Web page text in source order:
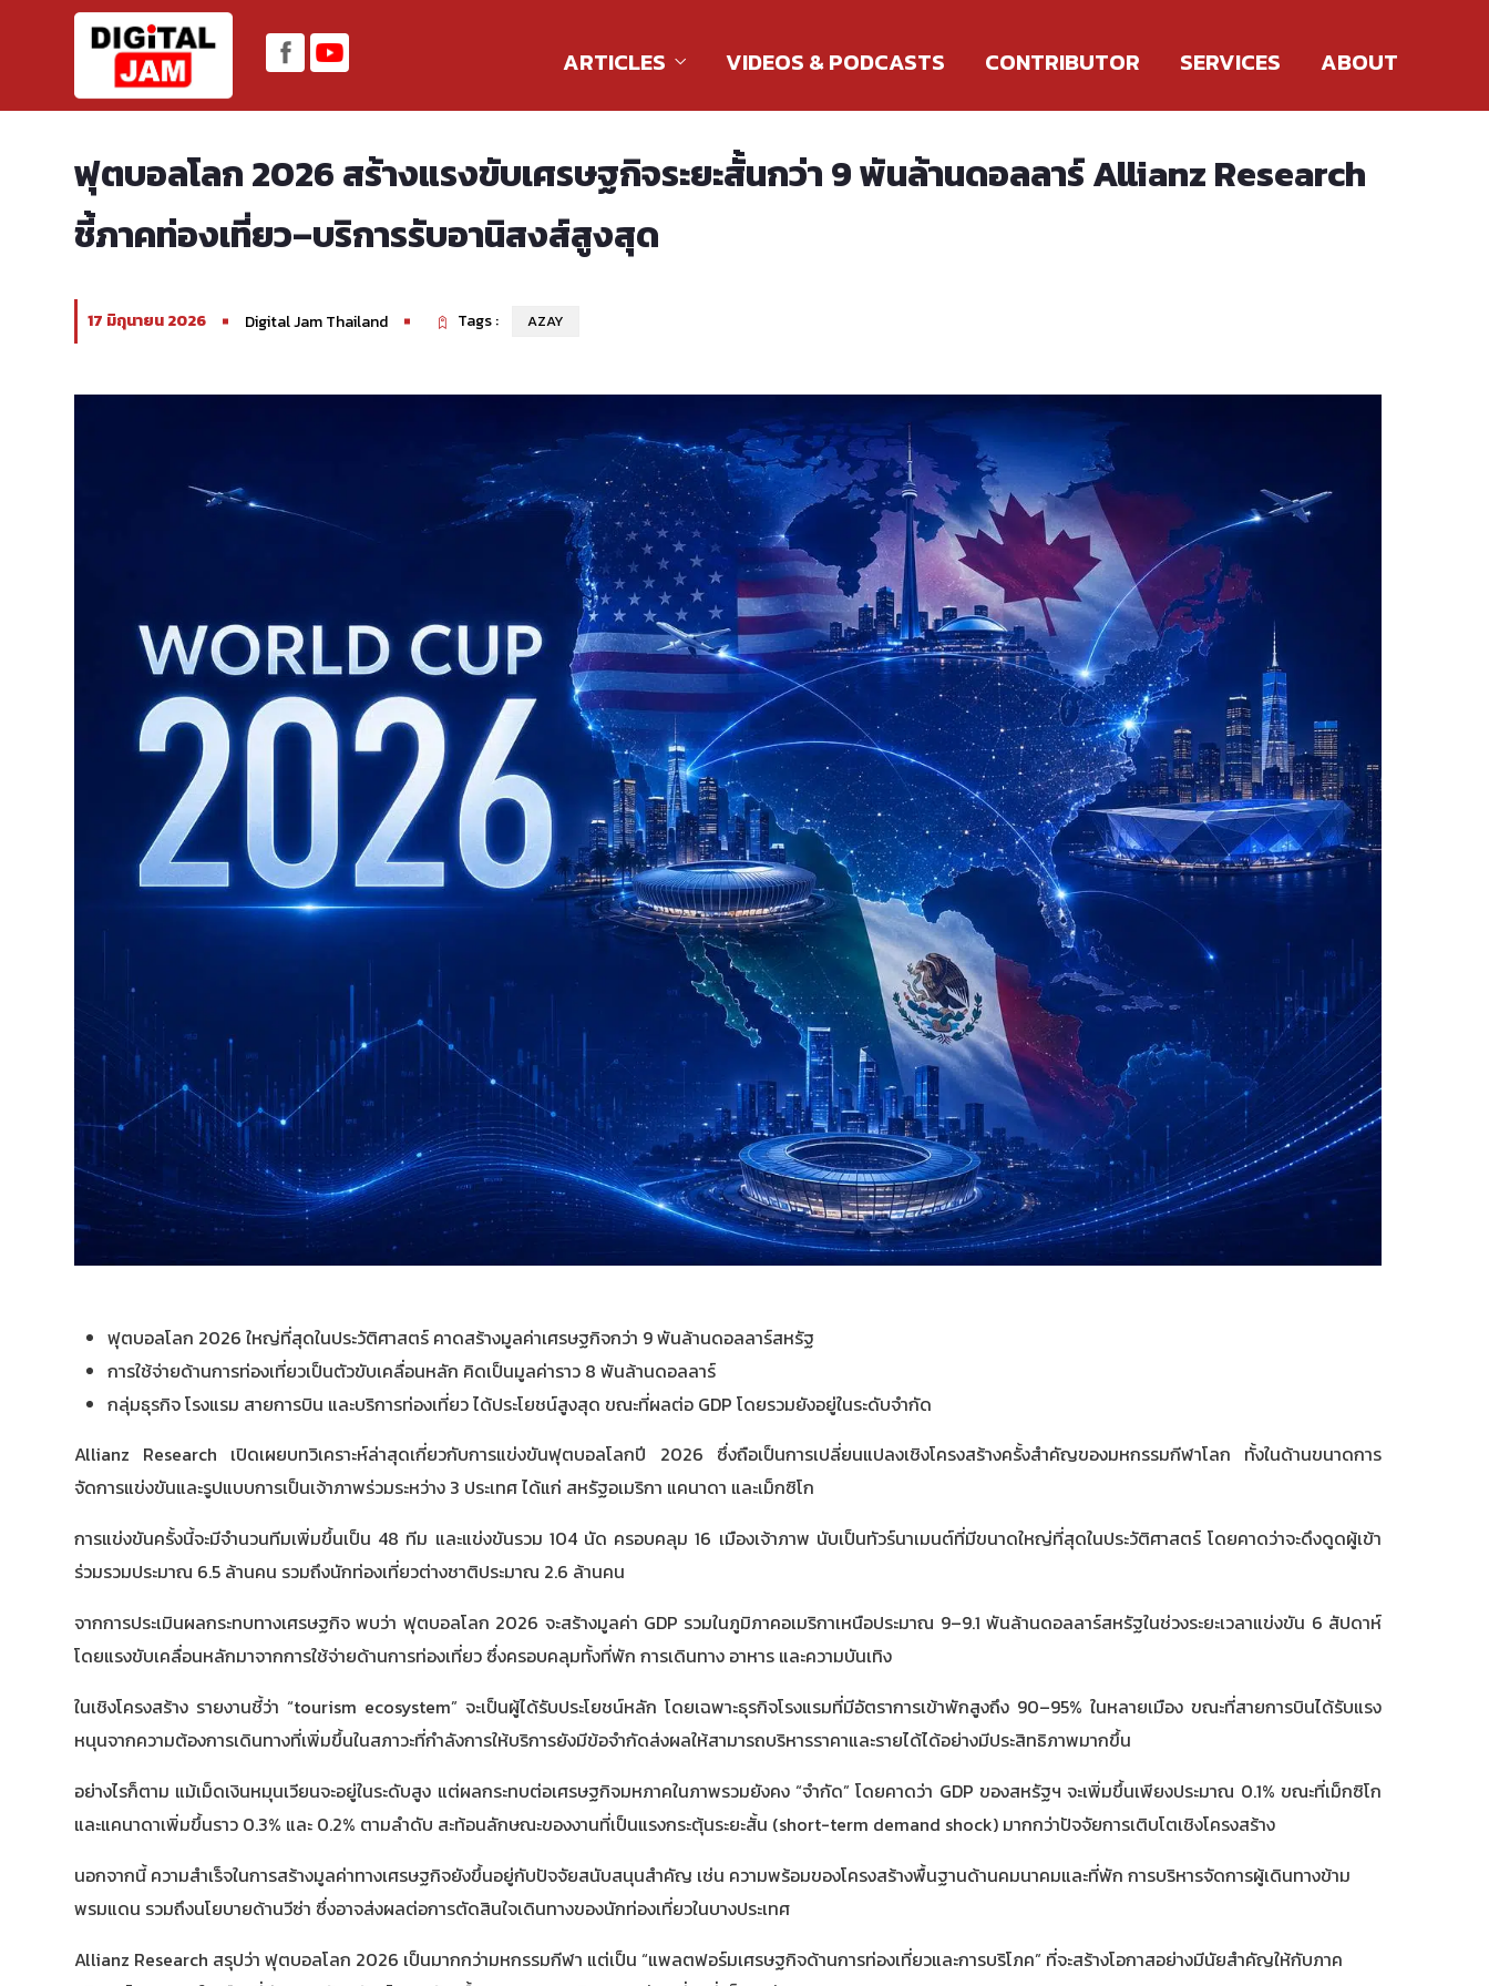
ARTICLES VIDEOS & PODCASTS CONTRIBUTOR SERVICES ABOUT
ฟุตบอลโลก 2026 สร้างแรงขับเศรษฐกิจระยะสั้นกว่า 9 พันล้านดอลลาร์ Allianz Research
ชี้ภาคท่องเที่ยว–บริการรับอานิสงส์สูงสุด
17 มิถุนายน 2026 Digital Jam Thailand Tags : AZAY
ฟุตบอลโลก 2026 ใหญ่ที่สุดในประวัติศาสตร์ คาดสร้างมูลค่าเศรษฐกิจกว่า 9 พันล้านดอลลาร์สหรัฐ
การใช้จ่ายด้านการท่องเที่ยวเป็นตัวขับเคลื่อนหลัก คิดเป็นมูลค่าราว 8 พันล้านดอลลาร์
กลุ่มธุรกิจ โรงแรม สายการบิน และบริการท่องเที่ยว ได้ประโยชน์สูงสุด ขณะที่ผลต่อ GDP โดยรวมยังอยู่ในระดับจำกัด
Allianz Research เปิดเผยบทวิเคราะห์ล่าสุดเกี่ยวกับการแข่งขันฟุตบอลโลกปี 2026 ซึ่งถือเป็นการเปลี่ยนแปลงเชิงโครงสร้างครั้งสำคัญของมหกรรมกีฬาโลก ทั้งในด้านขนาดการ
จัดการแข่งขันและรูปแบบการเป็นเจ้าภาพร่วมระหว่าง 3 ประเทศ ได้แก่ สหรัฐอเมริกา แคนาดา และเม็กซิโก
การแข่งขันครั้งนี้จะมีจำนวนทีมเพิ่มขึ้นเป็น 48 ทีม และแข่งขันรวม 104 นัด ครอบคลุม 16 เมืองเจ้าภาพ นับเป็นทัวร์นาเมนต์ที่มีขนาดใหญ่ที่สุดในประวัติศาสตร์ โดยคาดว่าจะดึงดูดผู้เข้า
ร่วมรวมประมาณ 6.5 ล้านคน รวมถึงนักท่องเที่ยวต่างชาติประมาณ 2.6 ล้านคน
จากการประเมินผลกระทบทางเศรษฐกิจ พบว่า ฟุตบอลโลก 2026 จะสร้างมูลค่า GDP รวมในภูมิภาคอเมริกาเหนือประมาณ 9–9.1 พันล้านดอลลาร์สหรัฐในช่วงระยะเวลาแข่งขัน 6 สัปดาห์
โดยแรงขับเคลื่อนหลักมาจากการใช้จ่ายด้านการท่องเที่ยว ซึ่งครอบคลุมทั้งที่พัก การเดินทาง อาหาร และความบันเทิง
ในเชิงโครงสร้าง รายงานชี้ว่า “tourism ecosystem” จะเป็นผู้ได้รับประโยชน์หลัก โดยเฉพาะธุรกิจโรงแรมที่มีอัตราการเข้าพักสูงถึง 90–95% ในหลายเมือง ขณะที่สายการบินได้รับแรง
หนุนจากความต้องการเดินทางที่เพิ่มขึ้นในสภาวะที่กำลังการให้บริการยังมีข้อจำกัดส่งผลให้สามารถบริหารราคาและรายได้ได้อย่างมีประสิทธิภาพมากขึ้น
อย่างไรก็ตาม แม้เม็ดเงินหมุนเวียนจะอยู่ในระดับสูง แต่ผลกระทบต่อเศรษฐกิจมหภาคในภาพรวมยังคง “จำกัด” โดยคาดว่า GDP ของสหรัฐฯ จะเพิ่มขึ้นเพียงประมาณ 0.1% ขณะที่เม็กซิโก
และแคนาดาเพิ่มขึ้นราว 0.3% และ 0.2% ตามลำดับ สะท้อนลักษณะของงานที่เป็นแรงกระตุ้นระยะสั้น (short-term demand shock) มากกว่าปัจจัยการเติบโตเชิงโครงสร้าง
นอกจากนี้ ความสำเร็จในการสร้างมูลค่าทางเศรษฐกิจยังขึ้นอยู่กับปัจจัยสนับสนุนสำคัญ เช่น ความพร้อมของโครงสร้างพื้นฐานด้านคมนาคมและที่พัก การบริหารจัดการผู้เดินทางข้าม
พรมแดน รวมถึงนโยบายด้านวีซ่า ซึ่งอาจส่งผลต่อการตัดสินใจเดินทางของนักท่องเที่ยวในบางประเทศ
Allianz Research สรุปว่า ฟุตบอลโลก 2026 เป็นมากกว่ามหกรรมกีฬา แต่เป็น “แพลตฟอร์มเศรษฐกิจด้านการท่องเที่ยวและการบริโภค” ที่จะสร้างโอกาสอย่างมีนัยสำคัญให้กับภาค